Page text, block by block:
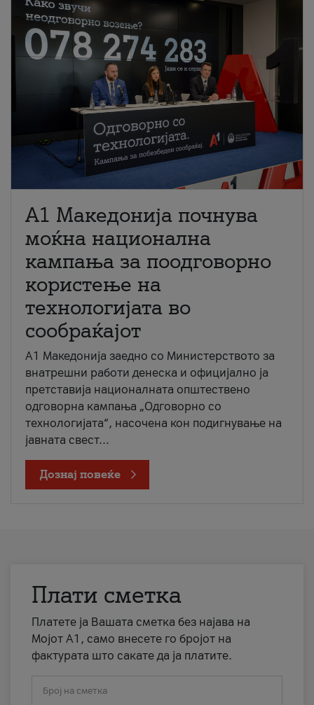
A1 Македонија почнува
моќна национална
кампања за поодговорно
користење на
технологијата во
сообраќајот
A1 Македонија заедно со Министерството за
внатрешни работи денеска и официјално ја
претставија националната општествено
одговорна кампања „Одговорно со
технологијата“, насочена кон подигнување на
јавната свест...
Дознај повеќе
Плати сметка
Платете ја Вашата сметка без најава на
Мојот А1, само внесете го бројот на
фактурата што сакате да ја платите.
Број на сметка